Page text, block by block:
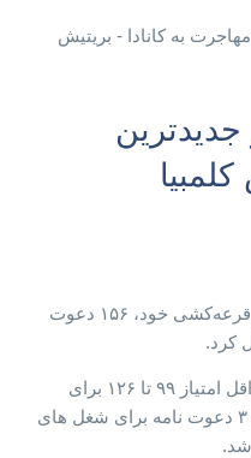
در جدیدترین
استان بریتیش کلمبیا در جدیدترین قرعه‌کشی خود، ۱۵۶ دعوت
در این پذیرش ۵۴ دعوت نامه با حداقل امتیاز ۹۹ تا ۱۲۶ برای
متقاضیان ۵ جریان برنامه PNP و ۳۰ دعوت نامه برای شغل های